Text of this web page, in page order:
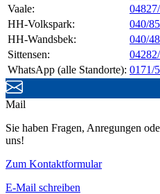
Vaale:
HH-Volkspark:
040/
HH-Wandsbek:
040/
Sittensen:
WhatsApp (alle Standorte): 0171/
Mail
Sie haben Fragen, Anregungen
uns!
Zum Kontaktformular
E-Mail schreiben